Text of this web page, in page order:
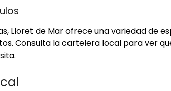
Lloret de Mar ofrece una variedad de
Consulta la cartelera local para ver